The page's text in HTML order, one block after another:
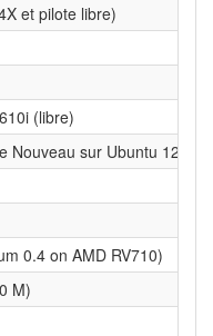
et pilote libre)
(libre)
sur Ubuntu 12.04)
0.4 on AMD RV710)
M)